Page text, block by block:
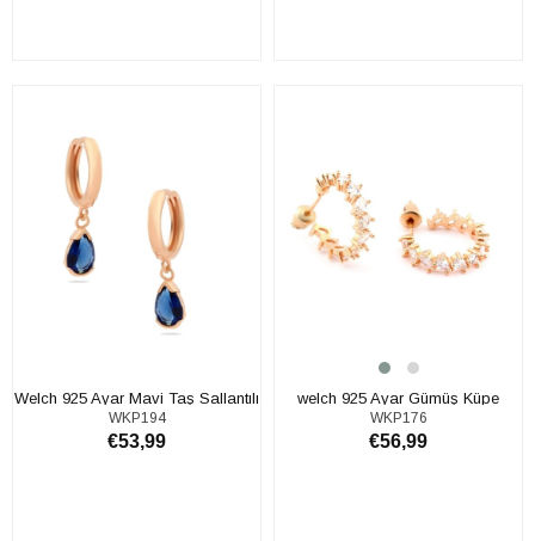
Welch 925 Ayar Mavi Taş Sallantılı
Gümüş Küpe
WKP194
€53,99
welch 925 Ayar Gümüş Küpe
WKP176
€56,99